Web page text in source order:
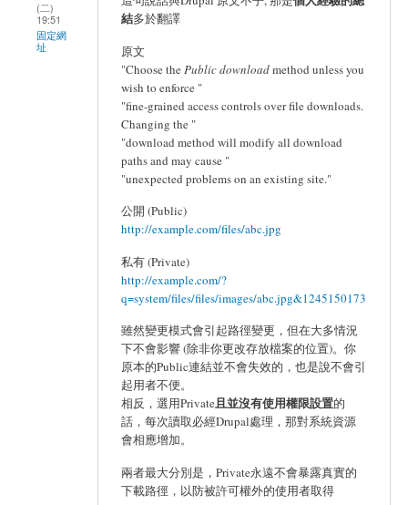
(二)
19:51
固定網
址
結多於翻譯
原文
"Choose the Public downloadmethod unless you
wish to enforce "
"fine-grained access controls over file downloads.
Changing the "
"download method will modify all download
paths and may cause "
"unexpected problems on an existing site."
公開 (Public)
http://example.com/files/abc.jpg
私有 (Private)
http://example.com/?
q=system/files/files/images/abc.jpg&1245150173
雖然變更模式會引起路徑變更，但在大多情況
下不會影響 (除非你更改存放檔案的位置)。你
原本的Public連結並不會失效的，也是說不會引
起用者不便。
相反，選用Private且並沒有使用權限設置的
話，每次讀取必經Drupal處理，那對系統資源
會相應增加。
兩者最大分別是，Private永遠不會暴露真實的
下載路徑，以防被許可權外的使用者取得